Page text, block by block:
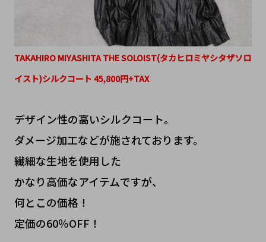
TAKAHIRO MIYASHITA THE SOLOIST(タカヒロミヤシタザソロ
イスト)シルクコート 45,800円+TAX
デザイン性の高いシルクコート。
ダメージ加工などが施されております。
繊細な生地を使用した
かなり高価なアイテムですが、
何とこの価格！
定価の60％OFF！